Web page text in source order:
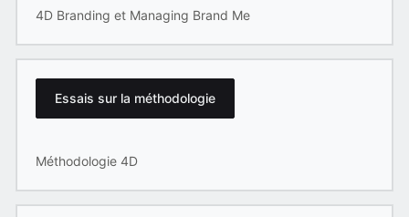
4D Branding et Managing Brand Me
Essais sur la méthodologie
Méthodologie 4D